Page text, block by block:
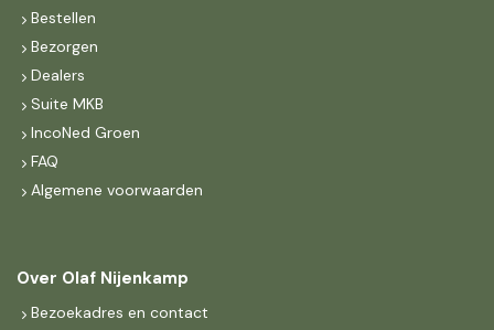
Bestellen
Bezorgen
Dealers
Suite MKB
IncoNed Groen
FAQ
Algemene voorwaarden
Over Olaf Nijenkamp
Bezoekadres en contact